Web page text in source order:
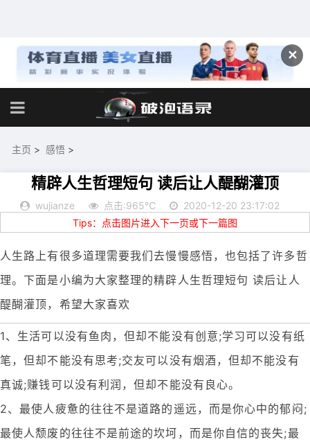
✕
主页 > 感悟 >
精辟人生哲理短句 读后让人醍醐灌顶
wujianze 点击:965℃
2020-12-20 23:17:02
Tips：点击图片进入下一页或下一篇图
人生路上有很多道理需要我们去慢慢感悟，也包括了许多哲
理。下面是小编为大家整理的精辟人生哲理短句 读后让人
醍醐灌顶，希望大家喜欢
1、生活可以没有鱼肉，但却不能没有创意;学习可以没有纸
笔，但却不能没有思考;交友可以没有烟酒，但却不能没有
真诚;赚钱可以没有利润，但却不能没有良心。
2、最使人疲惫的往往不是道路的遥远，而是你心中的郁闷;
最使人颓废的往往不是前途的坎坷，而是你自信的丧失;最